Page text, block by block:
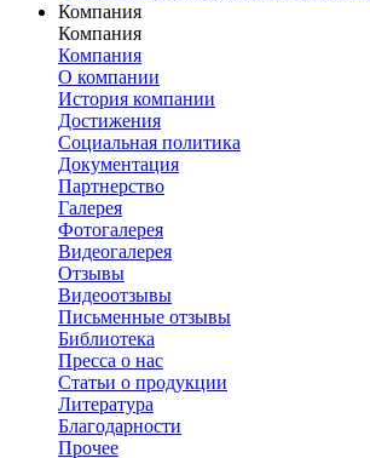
Компания
Компания
Компания
О компании
История компании
Достижения
Социальная политика
Документация
Партнерство
Галерея
Фотогалерея
Видеогалерея
Отзывы
Видеоотзывы
Письменные отзывы
Библиотека
Пресса о нас
Статьи о продукции
Литература
Благодарности
Прочее